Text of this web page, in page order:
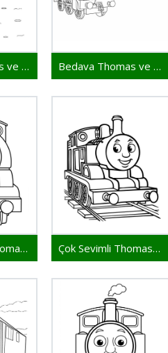
Bedava Thomas ve Arkadaşları Resim Bedava Thomas ve Arkadaşları Yazdır
Çocuklar İçin Thomas ve Arkadaşları Çok Sevimli Thomas ve Arkadaşları